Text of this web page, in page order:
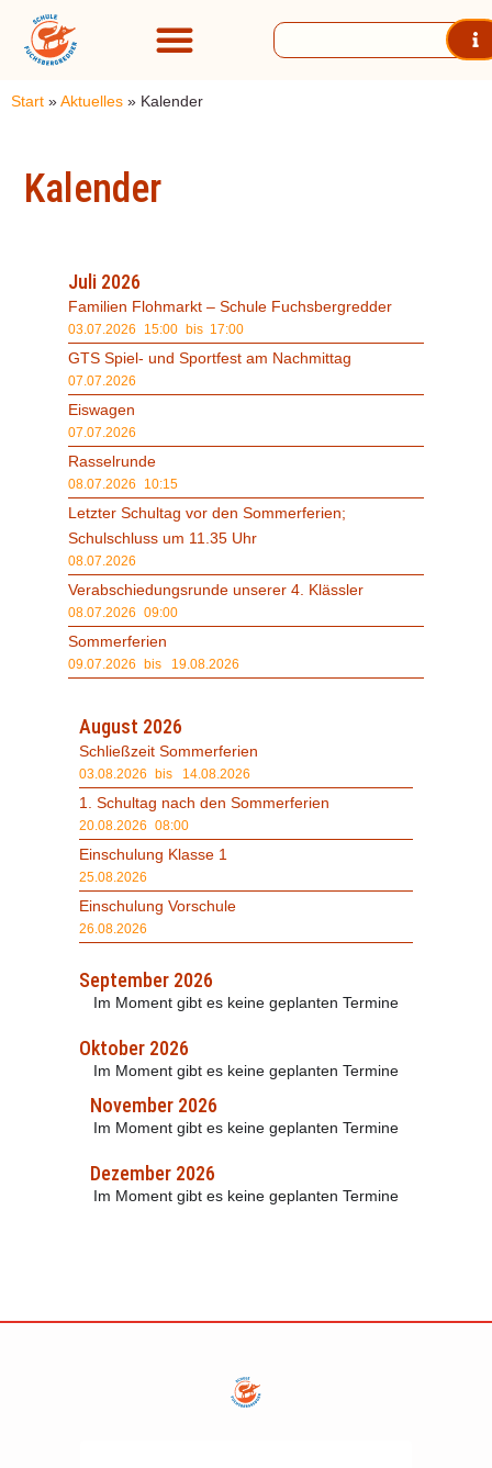
Start »Aktuelles » Kalender
Kalender
Juli 2026
Familien Flohmarkt – Schule Fuchsbergredder
03.07.2026 15:00 bis 17:00
GTS Spiel- und Sportfest am Nachmittag
07.07.2026
Eiswagen
07.07.2026
Rasselrunde
08.07.2026 10:15
Letzter Schultag vor den Sommerferien;
Schulschluss um 11.35 Uhr
08.07.2026
Verabschiedungsrunde unserer 4. Klässler
08.07.2026 09:00
Sommerferien
09.07.2026 bis 19.08.2026
August 2026
Schließzeit Sommerferien
03.08.2026 bis 14.08.2026
1. Schultag nach den Sommerferien
20.08.2026 08:00
Einschulung Klasse 1
25.08.2026
Einschulung Vorschule
26.08.2026
September 2026
Im Moment gibt es keine geplanten Termine
Oktober 2026
Im Moment gibt es keine geplanten Termine
November 2026
Im Moment gibt es keine geplanten Termine
Dezember 2026
Im Moment gibt es keine geplanten Termine